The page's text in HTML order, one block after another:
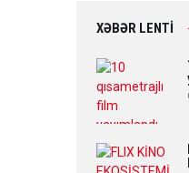
XƏBƏR LENTİ